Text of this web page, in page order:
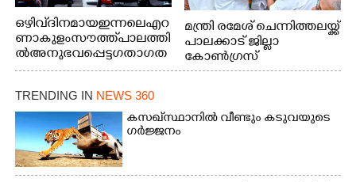
ഒഴിവ് ദിനമായ ഇന്നലെ എറ
ണാകുളം സൗത്ത് പാലത്തി
ൽ അനുഭവപ്പെട്ട ഗതാഗത
ക്കുരുക്ക്
മന്ത്രി രമേശ് ചെന്നിത്തലയ്ക്ക്
പാലക്കാട് ജില്ലാ
കോൺഗ്രസ്
TRENDING IN NEWS 360
കസഖ്‌സ്ഥാനിൽ വീണ്ടും കടുവയുടെ
ഗർജ്ജനം